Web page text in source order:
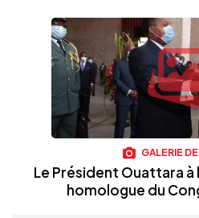
GALERIE
Le Président Ouattara
homologue du